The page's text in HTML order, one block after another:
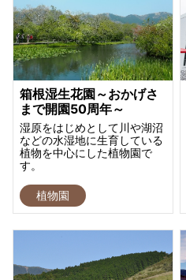
箱根湿生花園～おかげさ
まで開園50周年～
湿原をはじめとして川や湖沼
などの水湿地に生育している
植物を中心にした植物園で
す。
植物園